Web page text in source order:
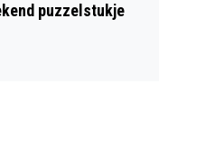
puzzelstukje